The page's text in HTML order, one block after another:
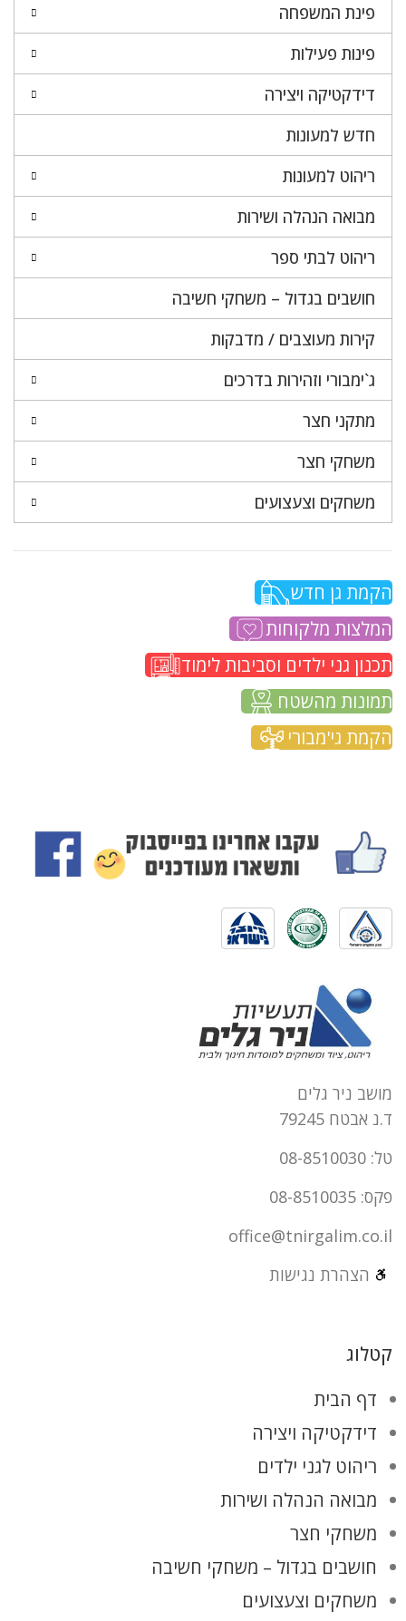
פינת המשפחה
פינות פעילות
דידקטיקה ויצירה
חדש למעונות
ריהוט למעונות
מבואה הנהלה ושירות
ריהוט לבתי ספר
חושבים בגדול – משחקי חשיבה
קירות מעוצבים / מדבקות
ג`ימבורי וזהירות בדרכים
מתקני חצר
משחקי חצר
משחקים וצעצועים
הקמת גן חדש
המלצות מלקוחות
תכנון גני ילדים וסביבות לימוד
תמונות מהשטח
הקמת גי'מבורי
מושב ניר גלים
ד.נ אבטח 79245
טל: 08-8510030
פקס: 08-8510035
office@tnirgalim.co.il
הצהרת נגישות
קטלוג
דף הבית
דידקטיקה ויצירה
ריהוט לגני ילדים
מבואה הנהלה ושירות
משחקי חצר
חושבים בגדול – משחקי חשיבה
משחקים וצעצועים